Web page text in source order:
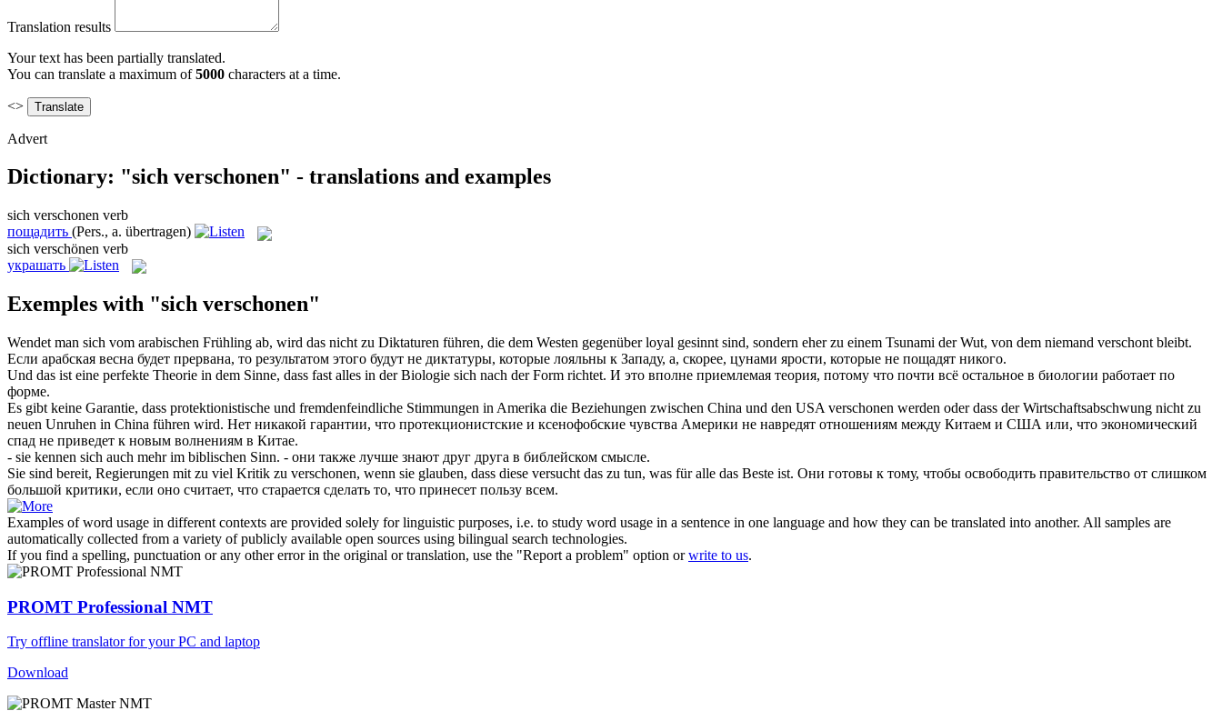
Translation results
Your text has been partially translated.
You can translate a maximum of5000 characters at a time.
<>
Advert
Dictionary: "sich verschonen" - translations and examples
sich verschonen verb
пощадить (Pers., a. übertragen)
sich verschönen verb
украшать
Exemples with "sich verschonen"
Wendet man sich vom arabischen Frühling ab, wird das nicht zu Diktaturen führen, die dem Westen gegenüber loyal gesinnt sind, sondern eher zu einem Tsunami der Wut, von dem niemand verschont bleibt.
Если арабская весна будет прервана, то результатом этого будут не диктатуры, которые лояльны к Западу, а, скорее, цунами ярости, которые не пощадят никого.
Und das ist eine perfekte Theorie in dem Sinne, dass fast alles in der Biologie sich nach der Form richtet. И это вполне приемлемая теория, потому что почти всё остальное в биологии работает по
форме.
Es gibt keine Garantie, dass protektionistische und fremdenfeindliche Stimmungen in Amerika die Beziehungen zwischen China und den USA verschonen werden oder dass der Wirtschaftsabschwung nicht zu
neuen Unruhen in China führen wird. Нет никакой гарантии, что протекционистские и ксенофобские чувства Америки не навредят отношениям между Китаем и США или, что экономический
спад не приведет к новым волнениям в Китае.
- sie kennen sich auch mehr im biblischen Sinn. - они также лучше знают друг друга в библейском смысле.
Sie sind bereit, Regierungen mit zu viel Kritik zu verschonen, wenn sie glauben, dass diese versucht das zu tun, was für alle das Beste ist. Они готовы к тому, чтобы освободить правительство от слишком
большой критики, если оно считает, что старается сделать то, что принесет пользу всем.
Examples of word usage in different contexts are provided solely for linguistic purposes, i.e. to study word usage in a sentence in one language and how they can be translated into another. All samples are
automatically collected from a variety of publicly available open sources using bilingual search technologies.
If you find a spelling, punctuation or any other error in the original or translation, use the "Report a problem" option orwrite to us.
PROMT Professional NMT
Try offline translator for your PC and laptop
Download